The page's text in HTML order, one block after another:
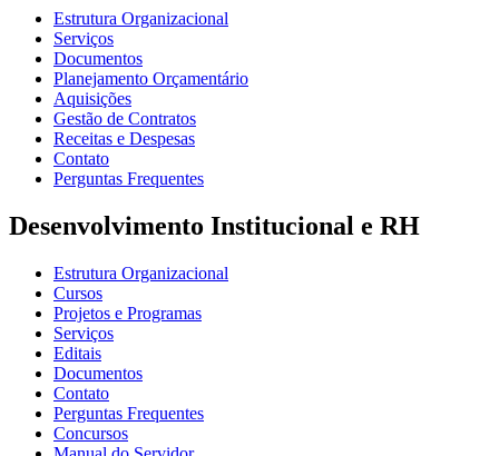
Estrutura Organizacional
Serviços
Documentos
Planejamento Orçamentário
Aquisições
Gestão de Contratos
Receitas e Despesas
Contato
Perguntas Frequentes
Desenvolvimento Institucional e RH
Estrutura Organizacional
Cursos
Projetos e Programas
Serviços
Editais
Documentos
Contato
Perguntas Frequentes
Concursos